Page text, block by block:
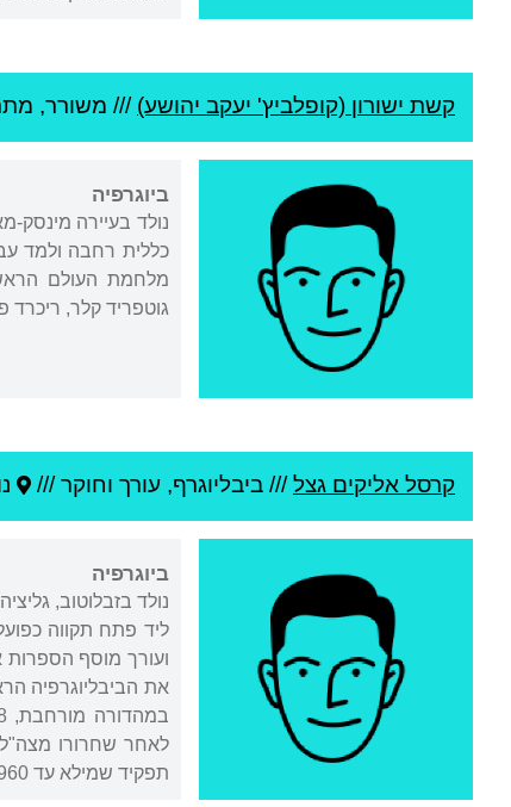
קשת ישורון (קופלביץ' יעקב יהושע) /// משורר,
ביוגרפיה
נולד בעיירה מינסק-
מלחמת העולם
גוטפריד קלר, ריכרד
קרסל אליקים גצל/// ביבליוגרף, עורך וחוקר ///
ביוגרפיה
ליד פתח תקווה
ועורך מוסף הספרות
לאחר שחרורו
תפקיד שמילא עד 1960.